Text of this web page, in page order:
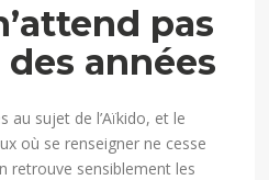
pas
années
au sujet de l’Aïkido, et le
où se renseigner ne cesse
retrouve sensiblement les